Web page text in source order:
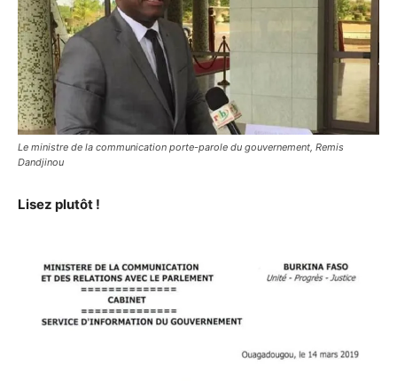
Le ministre de la communication porte-parole du gouvernement, Remis
Dandjinou
Lisez plutôt !